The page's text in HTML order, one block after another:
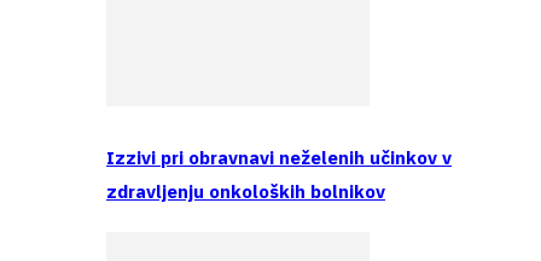
Izzivi pri obravnavi neželenih učinkov v
zdravljenju onkoloških bolnikov